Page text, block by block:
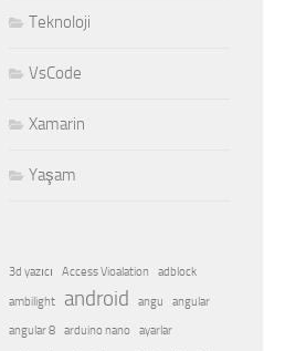
Teknoloji
VsCode
Xamarin
Yaşam
3d yazıcı Access Vioalation adblock
ambilight android angu
angular
angular 8
arduino nano
ayarlar